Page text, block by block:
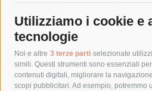
Utilizziamo i cookie e
tecnologie
Noi e altre 3 terze parti selezionate
simili. Questi strumenti sono essenziali
contenuti digitali, migliorare la
scopi pubblicitari. Ad esempio, potremmo
7 Agosto 2026
Tag
acqua allerta meteo
anas